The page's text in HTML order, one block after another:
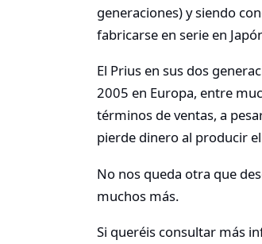
generaciones) y siendo
fabricarse en serie en
El Prius en sus dos
2005 en Europa, entre
términos de ventas, a
pierde dinero al producir
No nos queda otra que
muchos más.
Si queréis consultar más